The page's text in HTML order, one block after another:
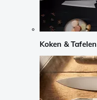
Koken & Tafelen